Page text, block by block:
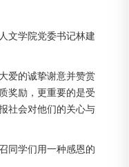
文学院党委书记林建
爱的诚挚谢意并赞赏
奖励，更重要的是受
社会对他们的关心与
同学们用一种感恩的